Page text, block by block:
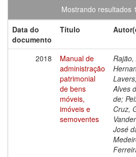
Mostrando resultados
Data do
documento
Título
2018
Manual de
administração
patrimonial
de bens
móveis,
imóveis e
semoventes
Alves
de;
Cruz,
José